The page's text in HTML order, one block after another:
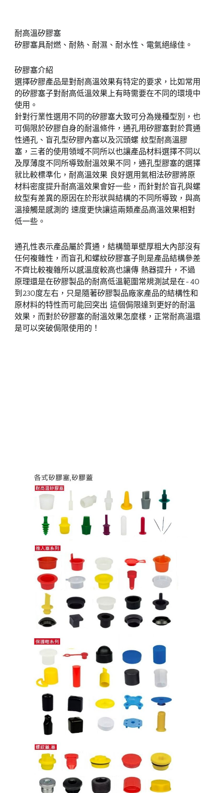
耐高溫矽膠塞
矽膠塞具耐燃、耐熱、耐濕、耐水性、電氣絕緣佳。
矽膠塞介紹
選擇矽膠產品是對耐高溫效果有特定的要求，比如常用
的矽膠塞子對耐高低溫效果上有時需要在不同的環境中
使用。
針對行業性選用不同的矽膠塞大致可分為幾種型別，也
可侷限於矽膠自身的耐溫條件，通孔用矽膠塞對於貫通
性通孔、盲孔型矽膠內塞以及沉頭螺 紋型耐高溫膠
塞，三者的使用領域不同所以也讓產品材料選擇不同以
及厚薄度不同所導致耐溫效果不同，通孔型膠塞的選擇
就比較標準化，耐高溫效果 良好選用氣相法矽膠將原
材料密度提升耐高溫效果會好一些，而針對於盲孔與螺
紋型有差異的原因在於形狀與結構的不同所導致，與高
溫接觸是感測的 速度更快讓這兩類產品高溫效果相對
低一些。
通孔性表示產品屬於貫通，結構簡單壁厚粗大內部沒有
任何複雜性，而盲孔和螺紋矽膠塞子則是產品結構參差
不齊比較複雜所以感溫度較高也讓傳 熱器提升，不過
原理還是在矽膠製品的耐高低溫範圍常規測試是在-40
到230度左右，只是隨著矽膠製品廠家產品的結構性和
原材料的特性而可能回突出 這個侷限達到更好的耐溫
效果，而對於矽膠塞的耐溫效果怎麼樣，正常耐高溫還
是可以突破侷限使用的！